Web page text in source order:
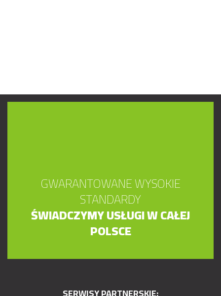
GWARANTOWANE WYSOKIE
STANDARDY
ŚWIADCZYMY USŁUGI W CAŁEJ
POLSCE